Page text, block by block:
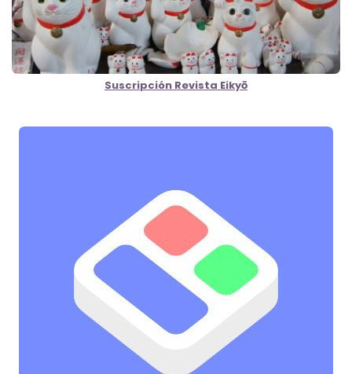
Suscripción Revista Eikyō